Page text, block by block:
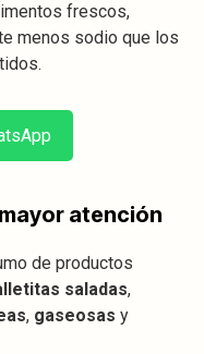
frescos,
menos sodio que los
atención
de productos
saladas,
, gaseosas y